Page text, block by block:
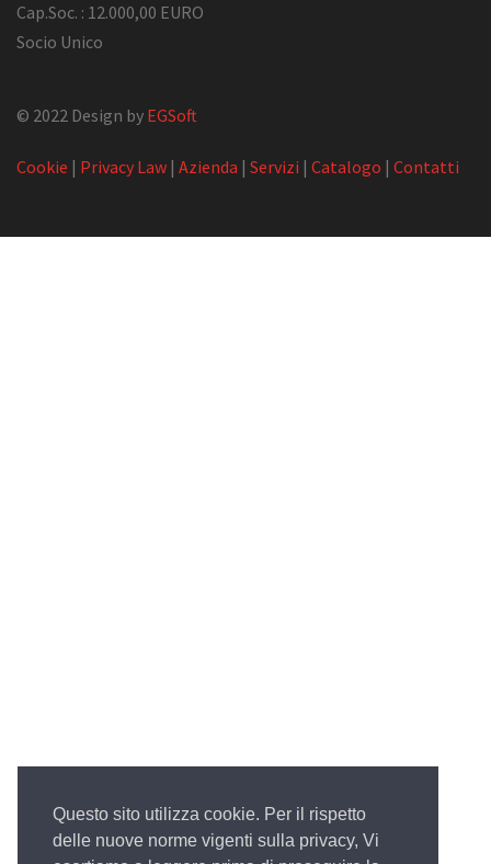
Questo sito utilizza cookie. Per il rispetto
delle nuove norme vigenti sulla privacy, Vi
Cap.Soc. : 12.000,00 EURO
Socio Unico
© 2022 Design by EGSoft
Cookie | Privacy Law | Azienda | Servizi | Catalogo | Contatti